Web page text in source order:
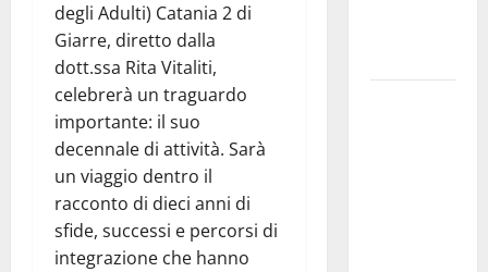
degli Adulti) Catania 2 di
Giarre, diretto dalla
dott.ssa Rita Vitaliti,
celebrerà un traguardo
importante: il suo
decennale di attività. Sarà
un viaggio dentro il
racconto di dieci anni di
sfide, successi e percorsi di
integrazione che hanno